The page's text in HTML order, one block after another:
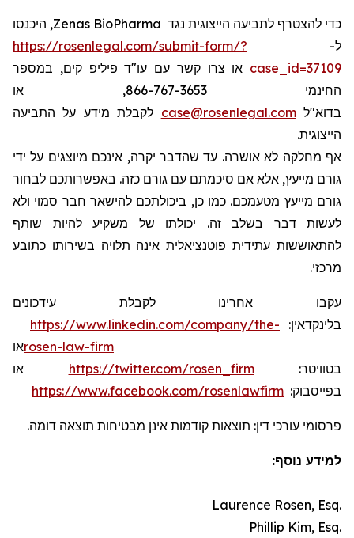
כדי להצטרף לתביעה הייצוגית נגד Zenas BioPharma, היכנסו
ל- https://rosenlegal.com/submit-form/?
case_id=37109 או צרו קשר עם עו"ד פיליפ קים, במספר
החינמי 866-767-3653, או
בדוא"לcase@rosenlegal.com לקבלת מידע על התביעה
הייצוגית.
אף מחלקה לא אושרה. עד שהדבר יקרה, אינכם מיוצגים על ידי
גורם מייעץ, אלא אם סיכמתם עם גורם כזה. באפשרותכם לבחור
גורם מייעץ מטעמכם. כמו כן, ביכולתכם להישאר חבר סמוי ולא
לעשות דבר בשלב זה. יכולתו של משקיע להיות שותף
להתאוששות עתידית פוטנציאלית אינה תלויה בשירותו כתובע
מרכזי.
עקבו אחרינו לקבלת עידכונים
בלינקדאין:
https://www.linkedin.com/company/the-
rosen-law-firmאו
בטוויטר:
https://twitter.com/rosen_firm או
בפייסבוק:
https://www.facebook.com/rosenlawfirm
פרסומי עורכי דין: תוצאות קודמות אינן מבטיחות תוצאה דומה.
למידע נוסף:
Laurence Rosen, Esq.
Phillip Kim, Esq.